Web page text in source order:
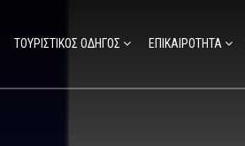
ΤΟΥΡΙΣΤΙΚΟΣ ΟΔΗΓΟΣ ΕΠΙΚΑΙΡΟΤΗΤΑ